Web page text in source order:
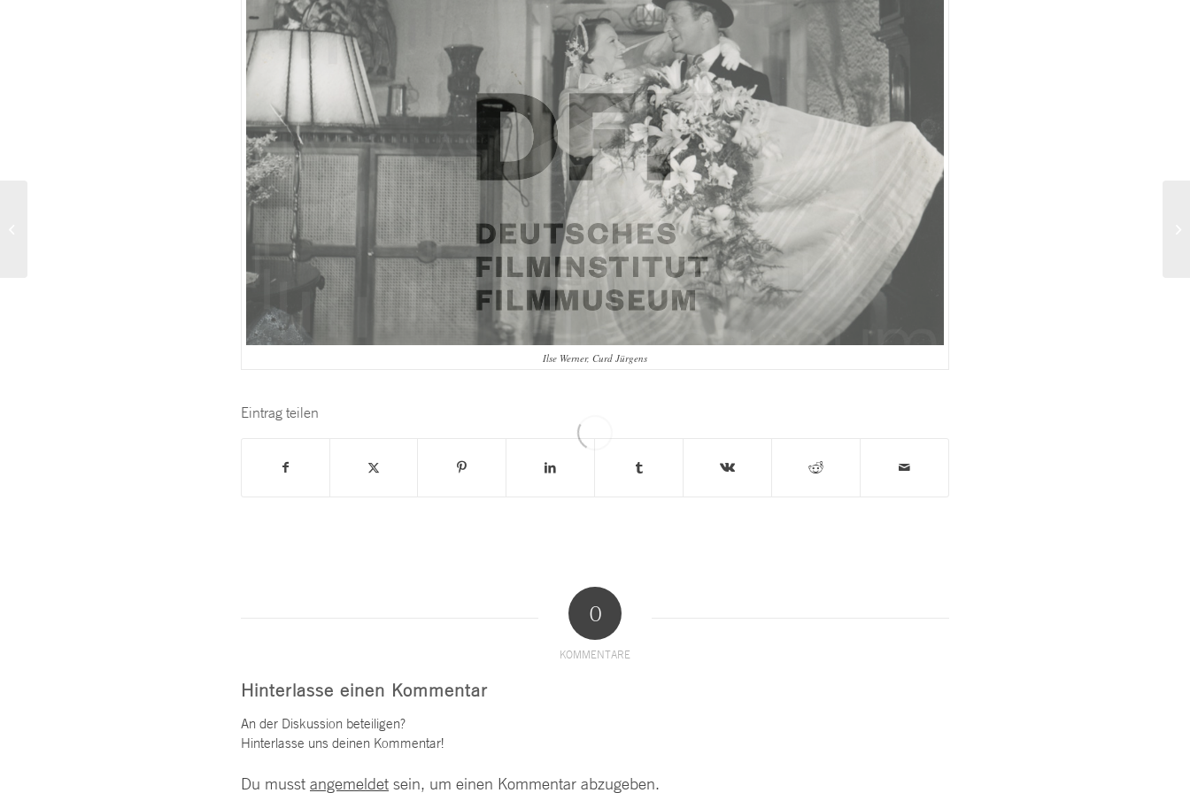
Ilse Werner, Curd Jürgens
Eintrag teilen
0
KOMMENTARE
Hinterlasse einen Kommentar
An der Diskussion beteiligen?
Hinterlasse uns deinen Kommentar!
Du musst angemeldet sein, um einen Kommentar abzugeben.